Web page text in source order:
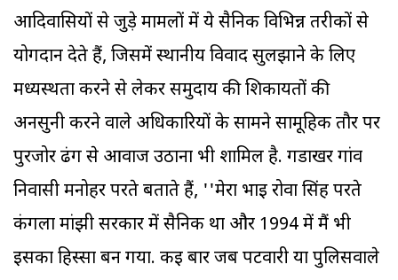
आदिवासियों से जुड़े मामलों में ये सैनिक विभिन्न तरीकों से
योगदान देते हैं, जिसमें स्थानीय विवाद सुलझाने के लिए
मध्यस्थता करने से लेकर समुदाय की शिकायतों की
अनसुनी करने वाले अधिकारियों के सामने सामूहिक तौर पर
पुरजोर ढंग से आवाज उठाना भी शामिल है. गडाखर गांव
निवासी मनोहर परते बताते हैं, ''मेरा भाई रोवा सिंह परते
कंगला मांझी सरकार में सैनिक था और 1994 में मैं भी
इसका हिस्सा बन गया. कई बार जब पटवारी या पुलिसवाले